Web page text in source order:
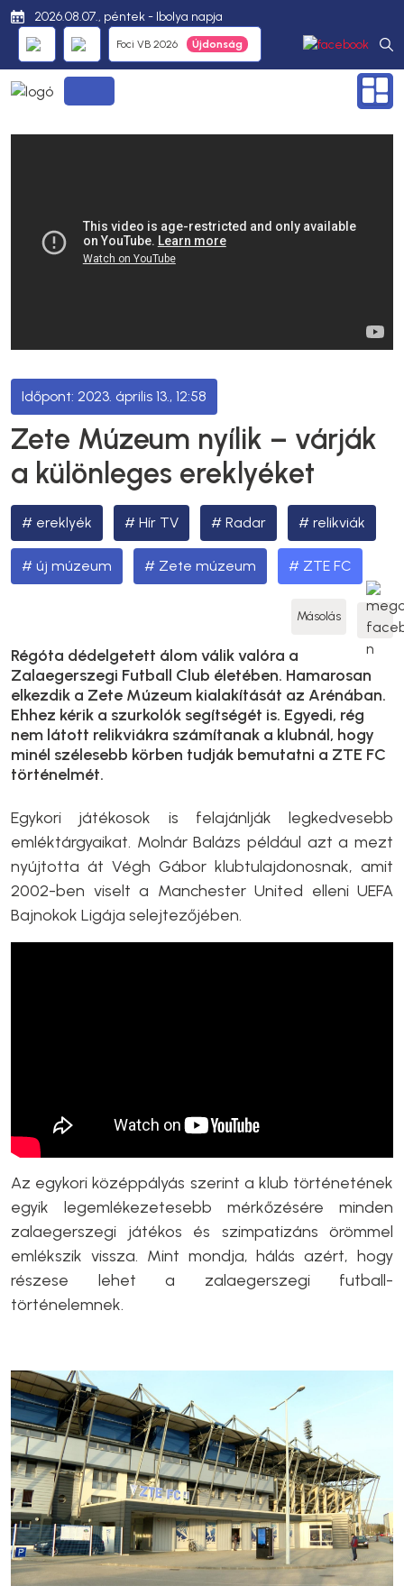
2026.08.07., péntek - Ibolya napja
Foci VB 2026
2023. április 13., 12:58
Zete Múzeum nyílik – várják
a különleges ereklyéket
ereklyék Hír TV Radar relikviák
új múzeum Zete múzeum ZTE FC
Másolás
Régóta dédelgetett álom válik valóra a
Zalaegerszegi Futball Club életében. Hamarosan
elkezdik a Zete Múzeum kialakítását az Arénában.
Ehhez kérik a szurkolók segítségét is. Egyedi, rég
nem látott relikviákra számítanak a klubnál, hogy
minél szélesebb körben tudják bemutatni a ZTE FC
történelmét.
Egykori játékosok is felajánlják legkedvesebb
emléktárgyaikat. Molnár Balázs például azt a mezt
nyújtotta át Végh Gábor klubtulajdonosnak, amit
2002-ben viselt a Manchester United elleni UEFA
Bajnokok Ligája selejtezőjében.
Az egykori középpályás szerint a klub történetének
egyik legemlékezetesebb mérkőzésére minden
zalaegerszegi játékos és szimpatizáns örömmel
emlékszik vissza. Mint mondja, hálás azért, hogy
részese lehet a zalaegerszegi futball-
történelemnek.